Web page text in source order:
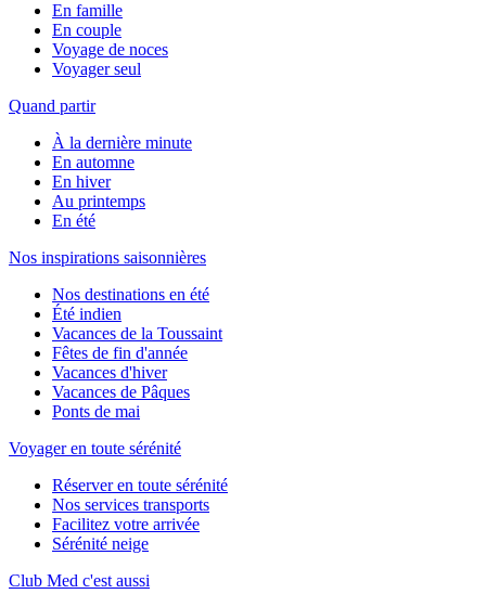
En famille
En couple
Voyage de noces
Voyager seul
Quand partir
À la dernière minute
En automne
En hiver
Au printemps
En été
Nos inspirations saisonnières
Nos destinations en été
Été indien
Vacances de la Toussaint
Fêtes de fin d'année
Vacances d'hiver
Vacances de Pâques
Ponts de mai
Voyager en toute sérénité
Réserver en toute sérénité
Nos services transports
Facilitez votre arrivée
Sérénité neige
Club Med c'est aussi